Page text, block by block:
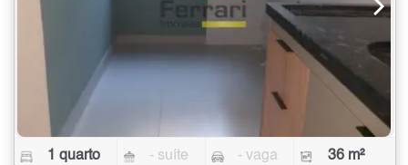
1 quarto - suíte - vaga 36 m²